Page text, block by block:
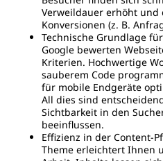
Verweildauer erhöht und
Konversionen (z. B.
Technische Grundlage
Google bewerten
Kriterien. Hochwertige
sauberem Code
für mobile Endgeräte
All dies sind
Sichtbarkeit in den
beeinflussen.
Effizienz in der Content-
Theme erleichtert Ihnen